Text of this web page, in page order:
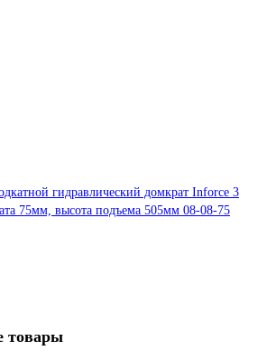
гидравлический домкрат Inforce 3
75мм, высота подъема 505мм 08-08-75
товары